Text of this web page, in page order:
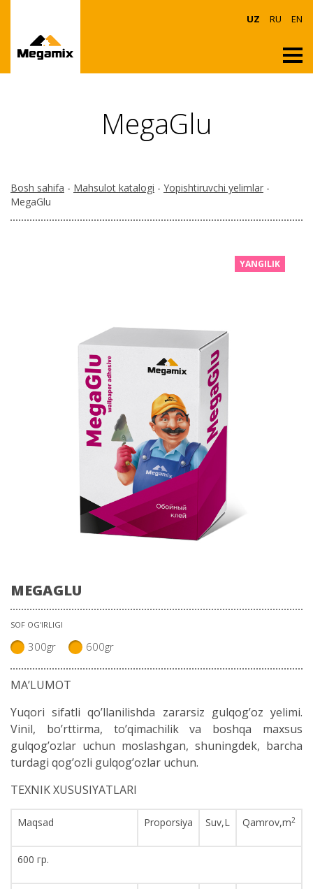
UZ RU EN
MegaGlu
Bosh sahifa - Mahsulot katalogi - Yopishtiruvchi yelimlar -
MegaGlu
YANGILIK
MEGAGLU
SOF OG'IRLIGI
300gr 600gr
MA’LUMOT
Yuqori sifatli qo’llanilishda zararsiz gulqog’oz yelimi.
Vinil, bo’rttirma, to’qimachilik va boshqa maxsus
gulqog’ozlar uchun moslashgan, shuningdek, barcha
turdagi qog’ozli gulqog’ozlar uchun.
TEXNIK XUSUSIYATLARI
Maqsad Proporsiya Suv,L Qamrov,m2
600 гр.